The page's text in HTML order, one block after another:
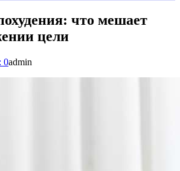
что мешает
цели
0admin